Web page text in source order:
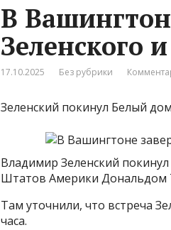
В
Зеленского
17.10.2025 Без рубрики
Зеленский покинул Белый
Владимир Зеленский
Штатов Америки Дональдом
Там уточнили, что встреча
часа.